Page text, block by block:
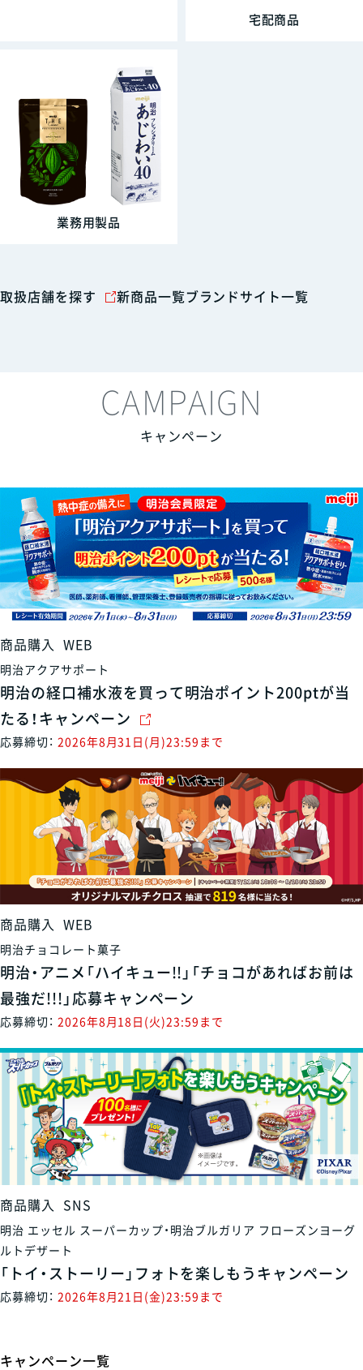
取扱店舗を探す 新商品一覧ブランドサイト一覧
宅配商品
業務用製品
CAMPAIGN
キャンペーン
キャンペーン一覧
商品購入 WEB
明治アクアサポート
明治の経口補水液を買って明治ポイント200ptが当
たる！キャンペーン
応募締切： 2026年8月31日(月)23:59まで
商品購入 WEB
明治チョコレート菓子
明治・アニメ「ハイキュー!!」「チョコがあればお前は
最強だ!!!」応募キャンペーン
応募締切： 2026年8月18日(火)23:59まで
商品購入 SNS
明治 エッセル スーパーカップ・明治ブルガリア フローズンヨーグ
ルトデザート
「トイ・ストーリー」フォトを楽しもうキャンペーン
応募締切： 2026年8月21日(金)23:59まで